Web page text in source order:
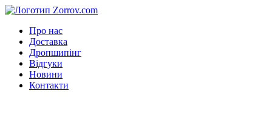
Про нас
Доставка
Дропшипінг
Відгуки
Новини
Контакти